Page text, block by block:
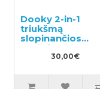
Dooky 2-in-1
triukšmą
slopinančios
ausinės vaikams
30,00€